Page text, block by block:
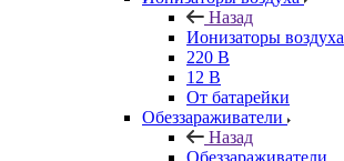
Назад
Ионизаторы воздуха
220 В
12 В
От батарейки
Обеззараживатели
Назад
Обеззараживатели